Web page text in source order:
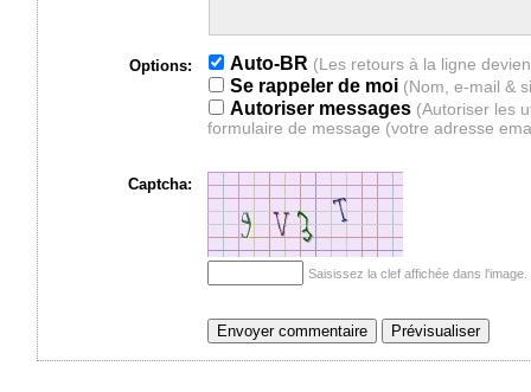
Options:
Auto-BR
Se rappeler de moi (Nom, e-mail &
Autoriser messages (Autoriser les
formulaire de message (votre adresse
Captcha:
Saisissez la clef affichée dans